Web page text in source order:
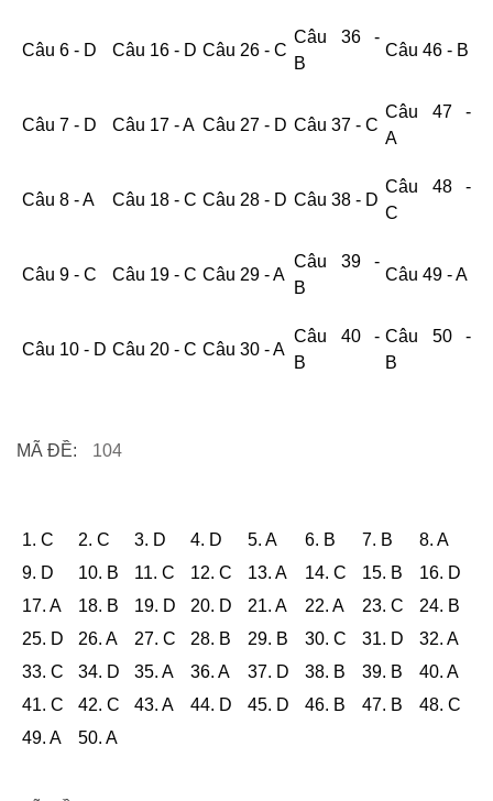
Câu 6 - D Câu 16 - D Câu 26 - C
Câu 36 -
B
Câu 46 - B
Câu 7 - D Câu 17 - A Câu 27 - D Câu 37 - C
Câu 47 -
A
Câu 8 - A Câu 18 - C Câu 28 - D Câu 38 - D
Câu 48 -
C
Câu 9 - C Câu 19 - C Câu 29 - A
Câu 39 -
B
Câu 49 - A
Câu 10 - D Câu 20 - C Câu 30 - A
Câu 40 -
B
Câu 50 -
B
MÃ ĐỀ: 104
1. C 2. C 3. D 4. D 5. A 6. B 7. B
8. A
9. D
10. B 11. C 12. C 13. A 14. C 15. B
16. D
17. A
18. B 19. D 20. D 21. A 22. A 23. C
24. B
25. D
26. A 27. C 28. B 29. B 30. C 31. D
32. A
33. C
34. D 35. A 36. A 37. D 38. B 39. B
40. A
41. C
42. C 43. A 44. D 45. D 46. B 47. B
48. C
49. A
50. A